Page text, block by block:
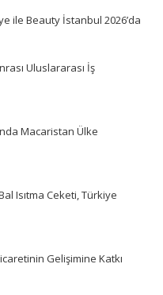
ile Beauty İstanbul 2026’da
Uluslararası İş
Macaristan Ülke
Isıtma Ceketi, Türkiye
Gelişimine Katkı